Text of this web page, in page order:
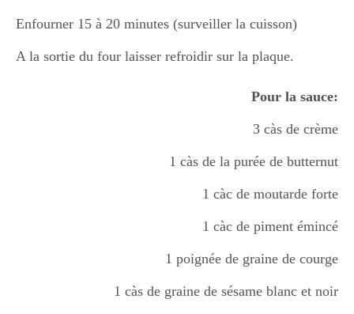
Enfourner 15 à 20 minutes (surveiller la cuisson)
A la sortie du four laisser refroidir sur la plaque.
Pour la sauce:
3 càs de crème
1 càs de la purée de butternut
1 càc de moutarde forte
1 càc de piment émincé
1 poignée de graine de courge
1 càs de graine de sésame blanc et noir